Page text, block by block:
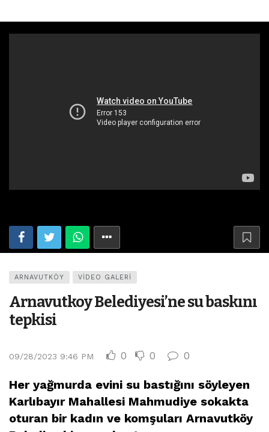
ARNAVUTKÖY VIDEO GALERI
Arnavutkoy Belediyesi’ne su baskını
tepkisi
09/28/2023 9:46 PM 0 0 0
Her yağmurda evini su bastığını söyleyen
Karlıbayır Mahallesi Mahmudiye sokakta
oturan bir kadın ve komşuları Arnavutköy